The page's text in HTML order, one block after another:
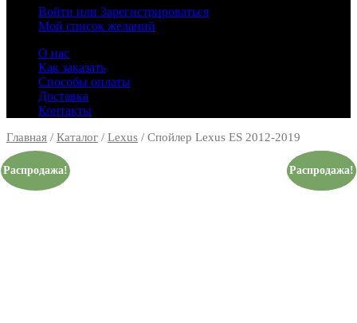
Войти или Зарегистрироваться
Мой список желаний
О нас
Как заказать
Способы оплаты
Доставка
Контакты
Главная / Каталог / Lexus / Спойлер Lexus ES 2012-2019
Распродажа! Распродажа!
Распродажа!